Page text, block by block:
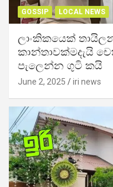
GOSSIP LOCAL NEWS
ලාංකිකයෙක්
කාන්තාවක්මදැයි
පැලෙන්න ගුටි කයි
June 2, 2025 iri news